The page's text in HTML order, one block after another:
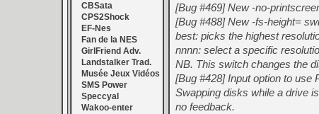
CBSata
CPS2Shock
EF-Nes
Fan de la NES
GirlFriend Adv.
Landstalker Trad.
Musée Jeux Vidéos
SMS Power
Speccyal
Wakoo-enter
[Bug #469] New -no-
[Bug #488] New -fs-height=
best: picks the highest
nnnn: select a specific
NB. This switch changes the
[Bug #428] Input option to
Swapping disks while a drive
no feedback.